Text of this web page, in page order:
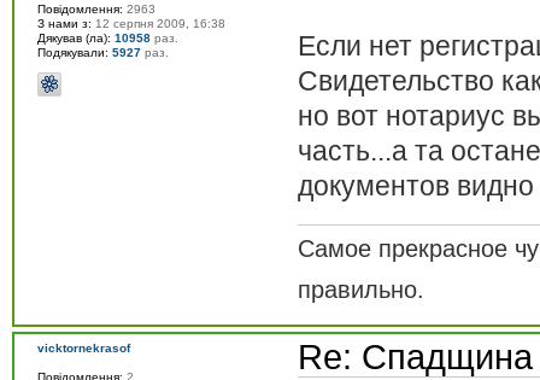
Если нет
Свидетельство
но вот нотариус
часть...а та
документов
Cамое прекрасное
правильно.
Повідомлення: 2963
З нами з: 12 серпня 2009, 16:38
Дякував (ла): 10958 раз.
Подякували: 5927 раз.
Re: Спадщина
vicktornekrasof
Повідомлення: 2